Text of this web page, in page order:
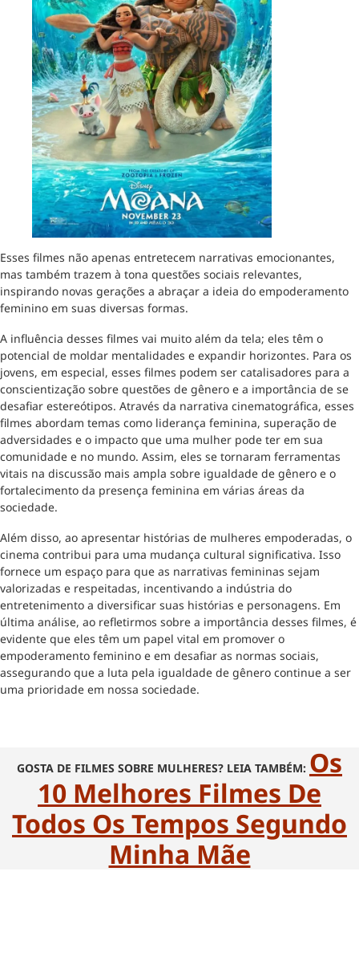
Esses filmes não apenas entretecem narrativas emocionantes,
mas também trazem à tona questões sociais relevantes,
inspirando novas gerações a abraçar a ideia do empoderamento
feminino em suas diversas formas.
A influência desses filmes vai muito além da tela; eles têm o
potencial de moldar mentalidades e expandir horizontes. Para os
jovens, em especial, esses filmes podem ser catalisadores para a
conscientização sobre questões de gênero e a importância de se
desafiar estereótipos. Através da narrativa cinematográfica, esses
filmes abordam temas como liderança feminina, superação de
adversidades e o impacto que uma mulher pode ter em sua
comunidade e no mundo. Assim, eles se tornaram ferramentas
vitais na discussão mais ampla sobre igualdade de gênero e o
fortalecimento da presença feminina em várias áreas da
sociedade.
Além disso, ao apresentar histórias de mulheres empoderadas, o
cinema contribui para uma mudança cultural significativa. Isso
fornece um espaço para que as narrativas femininas sejam
valorizadas e respeitadas, incentivando a indústria do
entretenimento a diversificar suas histórias e personagens. Em
última análise, ao refletirmos sobre a importância desses filmes, é
evidente que eles têm um papel vital em promover o
empoderamento feminino e em desafiar as normas sociais,
assegurando que a luta pela igualdade de gênero continue a ser
uma prioridade em nossa sociedade.
GOSTA DE FILMES SOBRE MULHERES? LEIA TAMBÉM: Os
10 Melhores Filmes De
Todos Os Tempos Segundo
Minha Mãe